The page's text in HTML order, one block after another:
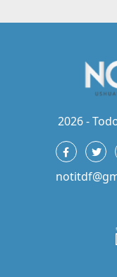
2026 -